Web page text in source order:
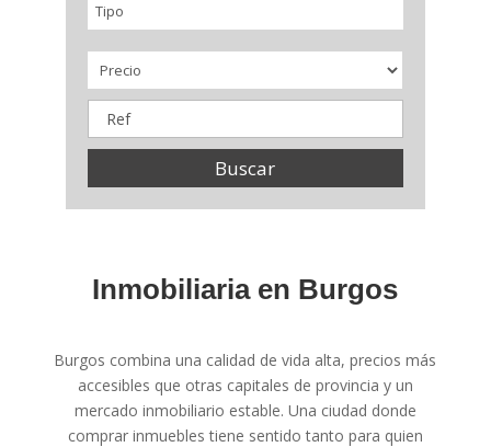
Tipo
Buscar
Inmobiliaria en Burgos
Burgos combina una calidad de vida alta, precios más
accesibles que otras capitales de provincia y un
mercado inmobiliario estable. Una ciudad donde
comprar inmuebles tiene sentido tanto para quien